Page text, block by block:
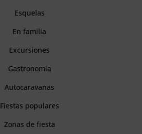
Esquelas
En familia
Excursiones
Gastronomía
Autocaravanas
Fiestas populares
Zonas de fiesta